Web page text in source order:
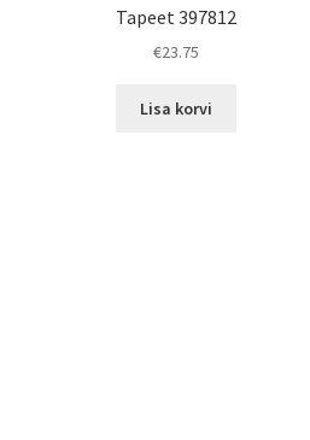
Tapeet 397812
€23.75
Lisa korvi